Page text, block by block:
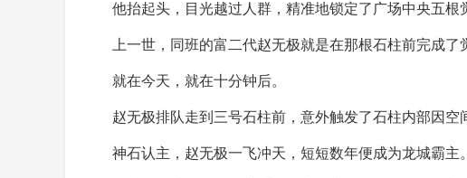
他抬起头，目光越过人群，精准地锁定了广场中央五根
上一世，同班的富二代赵无极就是在那根石柱前完成了
就在今天，就在十分钟后。
赵无极排队走到三号石柱前，意外触发了石柱内部因
神石认主，赵无极一飞冲天，短短数年便成为龙城霸主。